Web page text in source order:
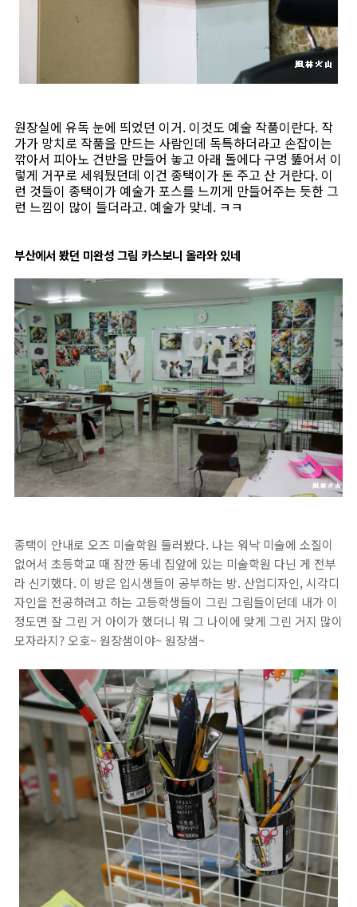
원장실에 유독 눈에 띄었던 이거. 이것도 예술 작품이란다. 작
가가 망치로 작품을 만드는 사람인데 독특하더라고 손잡이는
깎아서 피아노 건반을 만들어 놓고 아래 돌에다 구멍 뚫어서 이
렇게 거꾸로 세워뒀던데 이건 종택이가 돈 주고 산 거란다. 이
런 것들이 종택이가 예술가 포스를 느끼게 만들어주는 듯한 그
런 느낌이 많이 들더라고. 예술가 맞네. ㅋㅋ
부산에서 봤던 미완성 그림 카스보니 올라와 있네
종택이 안내로 오즈 미술학원 둘러봤다. 나는 워낙 미술에 소질이
없어서 초등학교 때 잠깐 동네 집앞에 있는 미술학원 다닌 게 전부
라 신기했다. 이 방은 입시생들이 공부하는 방. 산업디자인, 시각디
자인을 전공하려고 하는 고등학생들이 그린 그림들이던데 내가 이
정도면 잘 그린 거 아이가 했더니 뭐 그 나이에 맞게 그린 거지 많이
모자라지? 오호~ 원장샘이야~ 원장샘~